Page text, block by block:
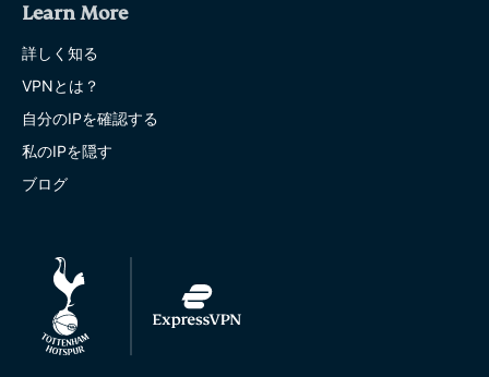
Learn More
詳しく知る
VPNとは？
自分のIPを確認する
私のIPを隠す
ブログ